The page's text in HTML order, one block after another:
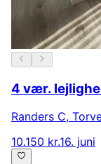
4 vær.
Randers C,
10.150 kr.16. juni